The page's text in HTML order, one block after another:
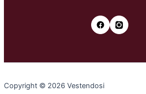
Copyright © 2026 Vestendosi